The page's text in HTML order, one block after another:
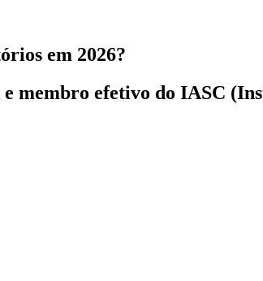
em 2026?
efetivo do IASC